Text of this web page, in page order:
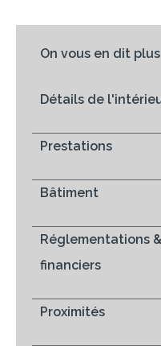
On vous en dit plus
Détails de
Prestations
Bâtiment
Réglementations
financiers
Proximités